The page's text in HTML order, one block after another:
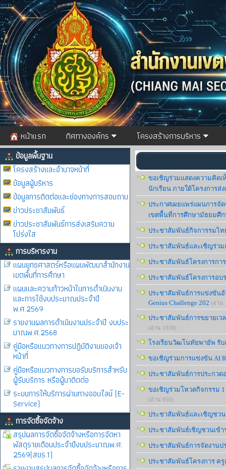
หน้าแรก ทิศทางองค์กร โครงสร้างการบริหาร
ข้อมูลพื้นฐาน
โครงสร้างและอำนาจหน้าที่
ข้อมูลผู้บริหาร
ข้อมูลการติดต่อและช่องทางการสอบถาม
ข่าวประชาสัมพันธ์
ข่าวประชาสัมพันธ์การส่งเสริมความ
โปร่งใส
การบริหารงาน
แผนยุทธศาสตร์หรือแผนพัฒนาสำนักงาน
เขตพื้นที่การศึกษา
แผนและความก้าวหน้าในการดำเนินงาน
และการใช้งบประมาณประจำปี
พ.ศ.2569
รายงานผลการดำเนินงานประจำปี งบประ
มาณพ.ศ.2568
คู่มือหรือแนวทางการปฏิบัติงานของเจ้า
หน้าที่
คู่มือหรือแนวทางการขอรับบริการสำหรับ
ผู้รับบริการ หรือผู้มาติดต่อ
ระบบการให้บริการผ่านทางออนไลน์ (E-
Service)
การจัดซื้อจัดจ้าง
สรุปผลการจัดซื้อจัดจ้างหรือการจัดหา
พัสดุรายเดือนประจำปีงบประมาณพ.ศ.
2569(สขร.1)
ขอเชิญร่วมแสดงความคิดเ
นักเรียน ภายใต้โครงการส่
ประกาศเผยแพร่แผนการจั
เขตพื้นที่การศึกษามัธยมศึก
ประชาสัมพันธ์กิจการรมไท
ประชาสัมพันธ์และเชิญร่วม
ประชาสัมพันธ์โครงการกา
ประชาสัมพันธ์โครงการอบ
ประชาสัมพันธ์การแข่งขันอั
Genius Challenge 202 (อ่าน
ประชาสัมพันธ์การขยายเว
(อ่าน 1038)
โรงเรียนวัฒโนทัยพายัพ รั
ขอเชิญร่วมการแข่งขัน AI
ประชาสัมพันธ์การประกวด
ขอเชิญร่วมโหวตกิจกรรม 1
(อ่าน 950)
ประชาสัมพันธ์และเชิญชว
ประชาสัมพันธ์เชิญชวนเข้าร่
ประชาสัมพันธ์การจัดงานป
ประชาสัมพันธ์โครงการ ครู